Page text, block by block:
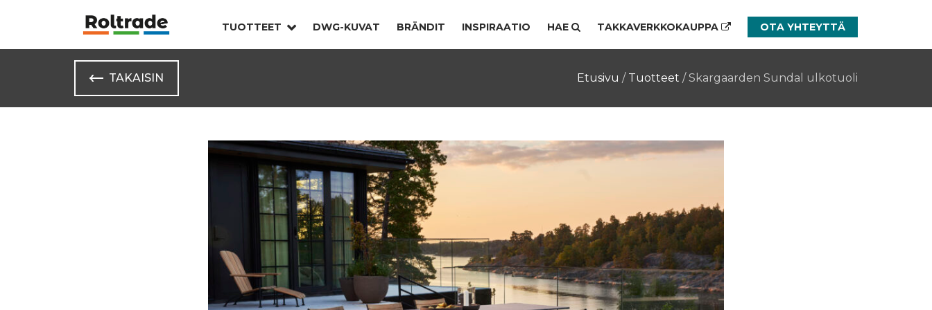
TUOTTEET DWG-KUVAT BRÄNDIT INSPIRAATIO HAE TAKKAVERKKOKAUPPA OTA YHTEYTTÄ
TAKAISIN Etusivu / Tuotteet /Skargaarden Sundal ulkotuoli